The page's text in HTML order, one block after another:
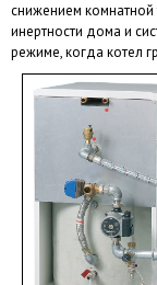
снижением комнатной
инертности дома и
режиме, когда котел